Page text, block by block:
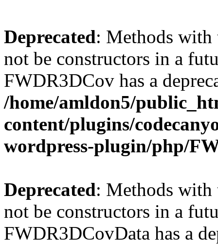
Deprecated: Methods with
not be constructors in a
FWDR3DCov has a
/home/amldon5/
content/plugins/
wordpress-plugin/php/
Deprecated: Methods with
not be constructors in a
FWDR3DCovData has a